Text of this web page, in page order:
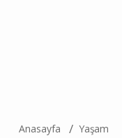
Anasayfa Yaşam